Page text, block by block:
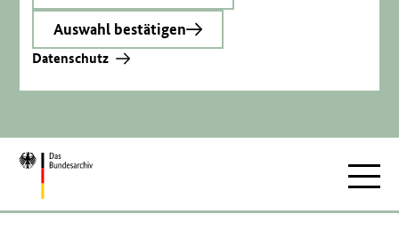
Auswahl bestätigen
Datenschutz
Zur